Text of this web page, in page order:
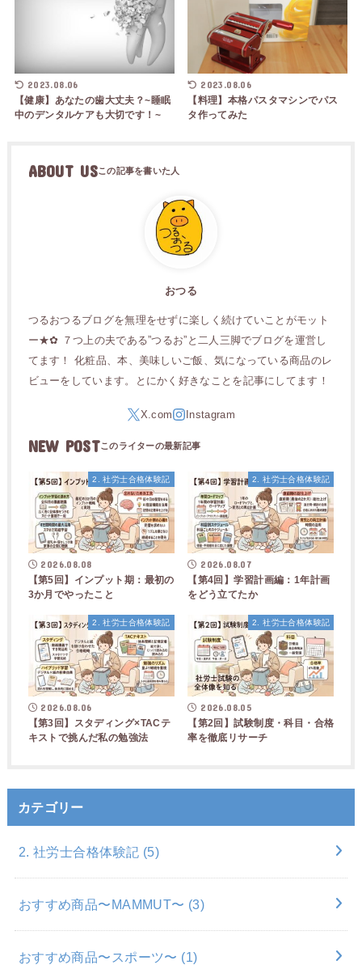
2023.08.06
【健康】あなたの歯大丈夫？~睡眠
中のデンタルケアも大切です！~
2023.08.06
【料理】本格パスタマシンでパス
タ作ってみた
ABOUT US
おつる
つるおつるブログを無理をせずに楽しく続けていことがモット
ー★✿ ７つ上の夫である”つるお”と二人三脚でブログを運営し
てます！ 化粧品、本、美味しいご飯、気になっている商品のレ
ビューをしています。とにかく好きなことを記事にしてます！
NEW POST
2. 社労士合格体験記
2026.08.08
【第5回】インプット期：最初の
3か月でやったこと
2. 社労士合格体験記
2026.08.07
【第4回】学習計画編：1年計画
をどう立てたか
2. 社労士合格体験記
2026.08.06
【第3回】スタディング×TACテ
キストで挑んだ私の勉強法
2. 社労士合格体験記
2026.08.05
【第2回】試験制度・科目・合格
率を徹底リサーチ
カテゴリー
2. 社労士合格体験記 (5)
おすすめ商品〜MAMMUT〜 (3)
おすすめ商品〜スポーツ〜 (1)